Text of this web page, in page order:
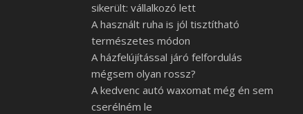
sikerült: vállalkozó lett
A használt ruha is jól tisztítható
természetes módon
A házfelújítással járó felfordulás
mégsem olyan rossz?
A kedvenc autó waxomat még én sem
cserélném le